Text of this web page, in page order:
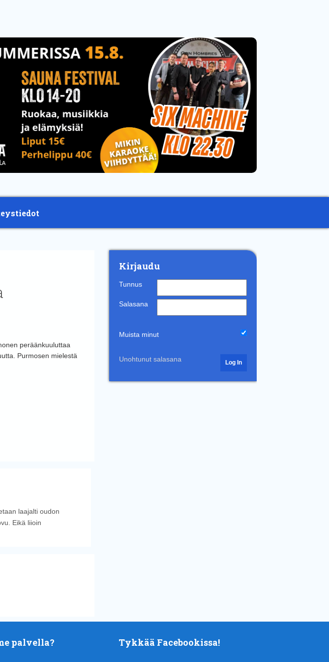
peräänkuuluttaa
Purmosen mielestä
laajalti oudon
Eikä liioin
Kirjaudu
Tunnus
Salasana
Muista minut
Unohtunut salasana
palvella? Tykkää Facebookissa!